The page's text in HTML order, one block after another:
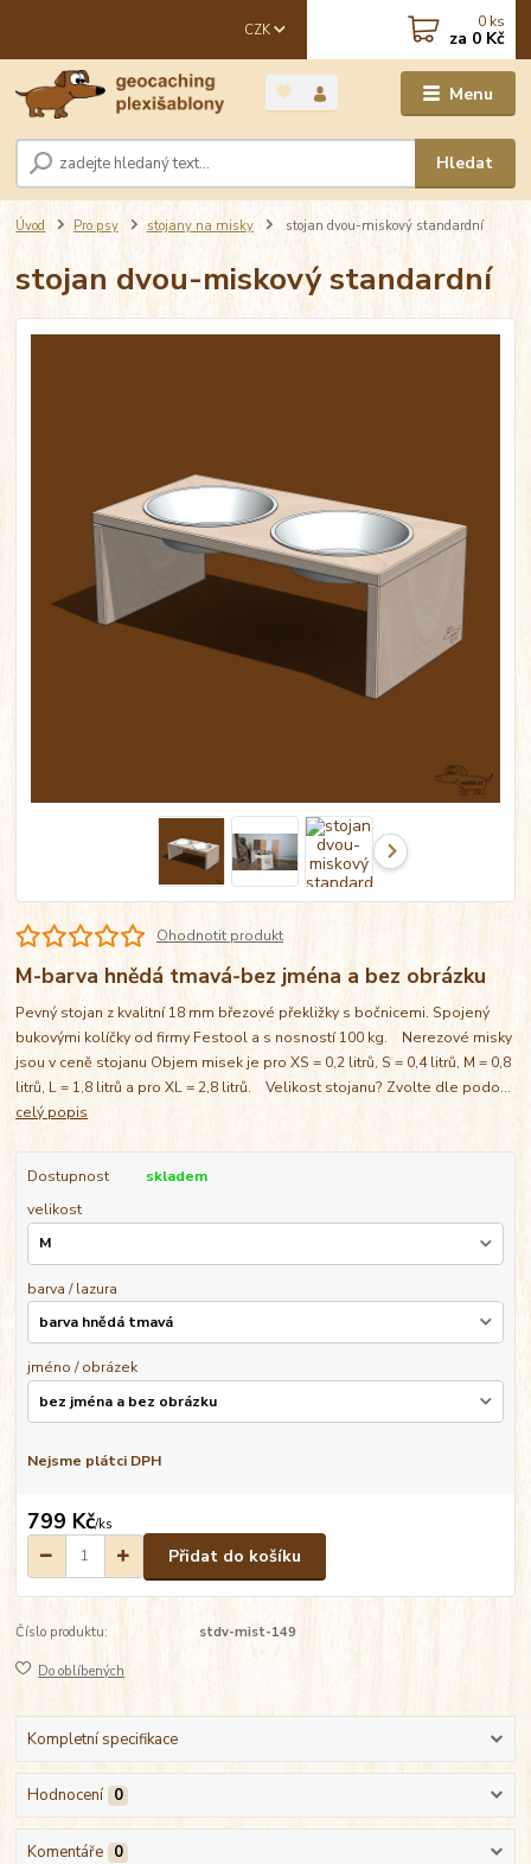
Menu
CZK
Hledat
0 ks
za 0 Kč
Úvod Pro psy stojany na misky stojan dvou-miskový standardní
stojan dvou-miskový standardní
Ohodnotit produkt
M-barva hnědá tmavá-bez jména a bez obrázku
Pevný stojan z kvalitní 18 mm březové překližky s bočnicemi. Spojený
bukovými kolíčky od firmy Festool a s nosností 100 kg. Nerezové misky
jsou v ceně stojanu Objem misek je pro XS = 0,2 litrů, S = 0,4 litrů, M = 0,8
litrů, L = 1,8 litrů a pro XL = 2,8 litrů. Velikost stojanu? Zvolte dle podo...
celý popis
Dostupnost
skladem
velikost
barva / lazura
jméno / obrázek
Nejsme plátci DPH
799 Kč/ks
Přidat do košíku
Číslo produktu: stdv-mist-149
Do oblíbených
Kompletní specifikace
Hodnocení 0
Komentáře 0